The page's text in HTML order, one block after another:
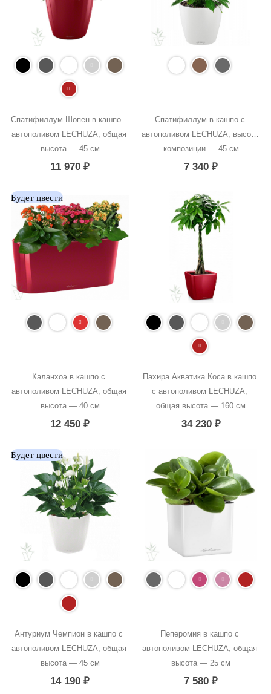
Спатифиллум Шопен в кашпо с
автополивом LECHUZA, общая
высота — 45 см
11 970₽
Спатифиллум в кашпо с
автополивом LECHUZA, высота
композиции — 45 см
7 340₽
Будет цвести
Каланхоэ в кашпо с
автополивом LECHUZA, общая
высота — 40 см
12 450₽
Пахира Акватика Коса в кашпо
с автополивом LECHUZA,
общая высота — 160 см
34 230 ₽
Будет цвести
Антуриум Чемпион в кашпо с
автополивом LECHUZA, общая
высота — 45 см
14 190₽
Пеперомия в кашпо с
автополивом LECHUZA, общая
высота — 25 см
7 580₽